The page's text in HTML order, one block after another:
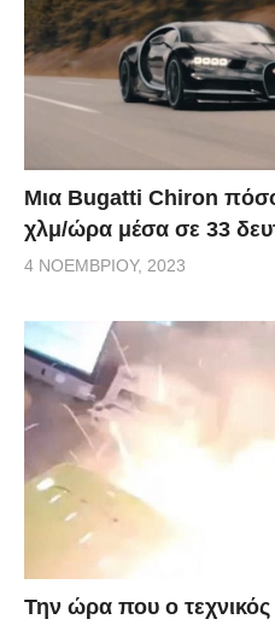
Μια Bugatti Chiron
χλμ/ώρα μέσα σε 33
4 ΝΟΕΜΒΡΊΟΥ, 2023
Την ώρα που ο τεχνικός